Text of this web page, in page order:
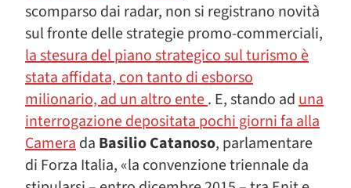
scomparso dai radar, non si registrano novità
sul fronte delle strategie promo-commerciali,
la stesura del piano strategico sul turismo è
stata affidata, con tanto di esborso
milionario, ad un altro ente. E, stando aduna
interrogazione depositata pochi giorni fa alla
Camerada Basilio Catanoso, parlamentare
di Forza Italia, «la convenzione triennale da